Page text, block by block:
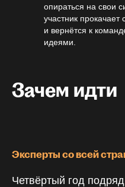
опираться на свои
участник
и вернётся к
идеями.
Зачем идти
Эксперты со всей
Четвёртый год